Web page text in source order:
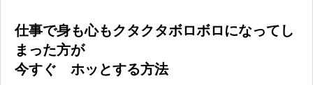
仕事で身も心もクタクタボロボロになってし
まった方が
今すぐ ホッとする方法